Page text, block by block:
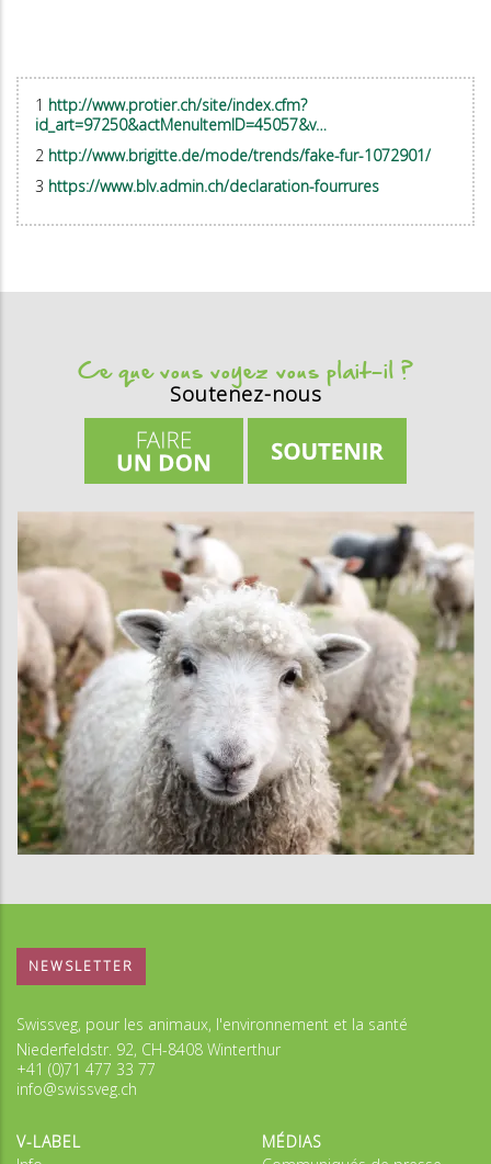
1 http://www.protier.ch/site/index.cfm?
id_art=97250&actMenuItemID=45057&v…
2 http://www.brigitte.de/mode/trends/fake-fur-1072901/
3 https://www.blv.admin.ch/declaration-fourrures
Ce que vous voyez vous plait-il ?
Soutenez-nous
NEWSLETTER
Swissveg, pour les animaux, l'environnement et la santé
Niederfeldstr. 92, CH-8408 Winterthur
+41 (0)71 477 33 77
info@swissveg.ch
V-LABEL
MÉDIAS